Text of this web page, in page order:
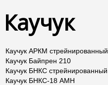
Каучук
Каучук АРКМ стрейнированный
Каучук Байпрен 210
Каучук БНКС стрейнированный
Каучук БНКС-18 АМН